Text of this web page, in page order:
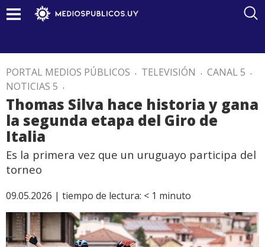
PORTAL MEDIOS PÚBLICOS . TELEVISIÓN . CANAL 5 .
NOTICIAS 5 .
Thomas Silva hace historia y gana
la segunda etapa del Giro de
Italia
Es la primera vez que un uruguayo participa del
torneo
09.05.2026 | tiempo de lectura: < 1 minuto